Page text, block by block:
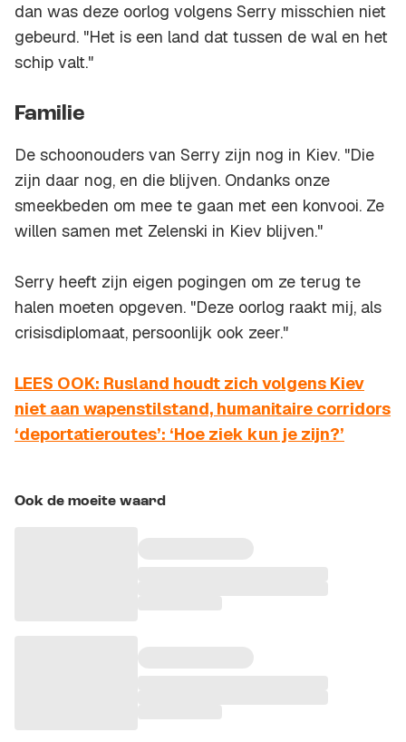
dan was deze oorlog volgens Serry misschien niet
gebeurd. "Het is een land dat tussen de wal en het
schip valt."
Familie
De schoonouders van Serry zijn nog in Kiev. "Die
zijn daar nog, en die blijven. Ondanks onze
smeekbeden om mee te gaan met een konvooi. Ze
willen samen met Zelenski in Kiev blijven."
Serry heeft zijn eigen pogingen om ze terug te
halen moeten opgeven. "Deze oorlog raakt mij, als
crisisdiplomaat, persoonlijk ook zeer."
LEES OOK: Rusland houdt zich volgens Kiev
niet aan wapenstilstand, humanitaire corridors
‘deportatieroutes’: ‘Hoe ziek kun je zijn?’
Ook de moeite waard